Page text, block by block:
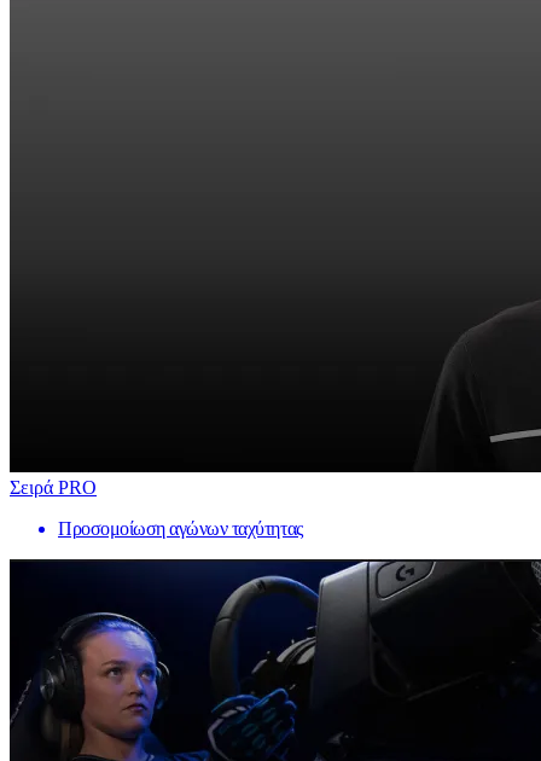
Σειρά PRO
Προσομοίωση αγώνων ταχύτητας